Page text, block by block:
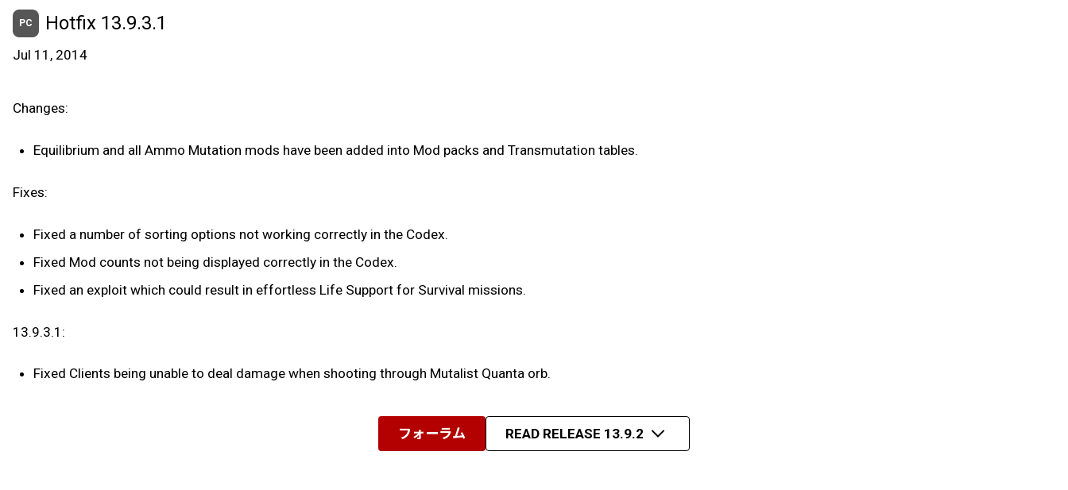
PC Hotfix 13.9.3.1
Jul 11, 2014
Changes:
Equilibrium and all Ammo Mutation mods have been added into Mod packs and Transmutation tables.
Fixes:
Fixed a number of sorting options not working correctly in the Codex.
Fixed Mod counts not being displayed correctly in the Codex.
Fixed an exploit which could result in effortless Life Support for Survival missions.
13.9.3.1:
Fixed Clients being unable to deal damage when shooting through Mutalist Quanta orb.
フォーラム READ RELEASE 13.9.2